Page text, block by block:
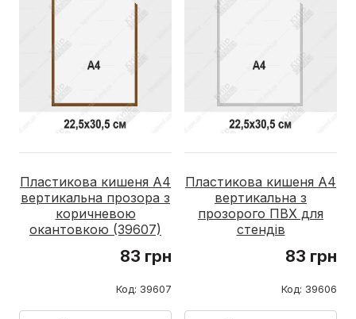
Пластикова кишеня А4
вертикальна прозора з
коричневою
окантовкою (39607)
83 грн
Код: 39607
Пластикова кишеня А4
вертикальна з
прозорого ПВХ для
стендів
83 грн
Код: 39606